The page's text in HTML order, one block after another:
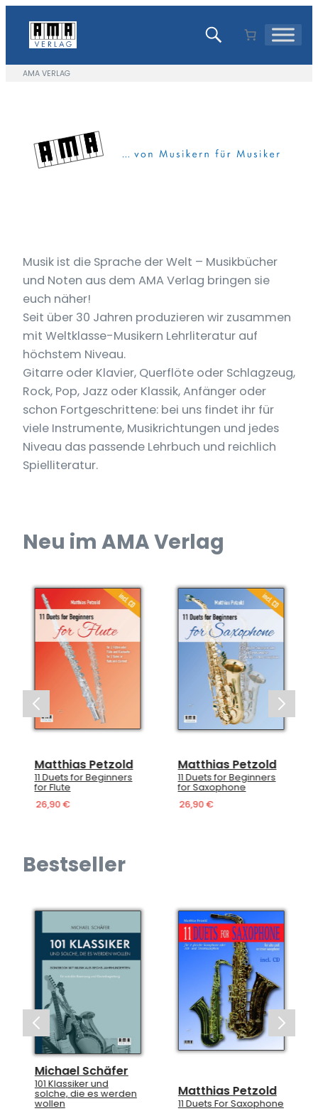
Inhalt
springen
AMA VERLAG
Musik ist die Sprache der Welt – Musikbücher
und Noten aus dem AMA Verlag bringen sie
euch näher!
Seit über 30 Jahren produzieren wir zusammen
mit Weltklasse-Musikern Lehrliteratur auf
höchstem Niveau.
Gitarre oder Klavier, Querflöte oder Schlagzeug,
Rock, Pop, Jazz oder Klassik, Anfänger oder
schon Fortgeschrittene: bei uns findet ihr für
viele Instrumente, Musikrichtungen und jedes
Niveau das passende Lehrbuch und reichlich
Spielliteratur.
Neu im AMA Verlag
Matthias Petzold
11 Duets for Beginners
for Flute
26,90 €
Matthias Petzold
11 Duets for Beginners
for Saxophone
26,90 €
Bestseller
Michael Schäfer
101 Klassiker und
solche, die es werden
wollen
Matthias Petzold
11 Duets For Saxophone